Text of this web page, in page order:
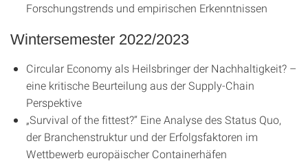
Forschungstrends und empirischen Erkenntnissen
Wintersemester 2022/2023
Circular Economy als Heilsbringer der Nachhaltigkeit? –
eine kritische Beurteilung aus der Supply-Chain
Perspektive
„Survival of the fittest?“ Eine Analyse des Status Quo,
der Branchenstruktur und der Erfolgsfaktoren im
Wettbewerb europäischer Containerhäfen